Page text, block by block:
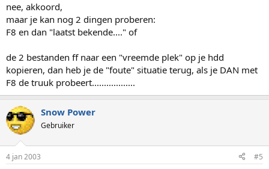
nee, akkoord,
maar je kan nog 2 dingen proberen:
F8 en dan "laatst bekende...." of
de 2 bestanden ff naar een "vreemde plek" op je hdd
kopieren, dan heb je de "foute" situatie terug, als je DAN met
F8 de truuk probeert..................
Snow Power
Gebruiker
4 jan 2003 #5